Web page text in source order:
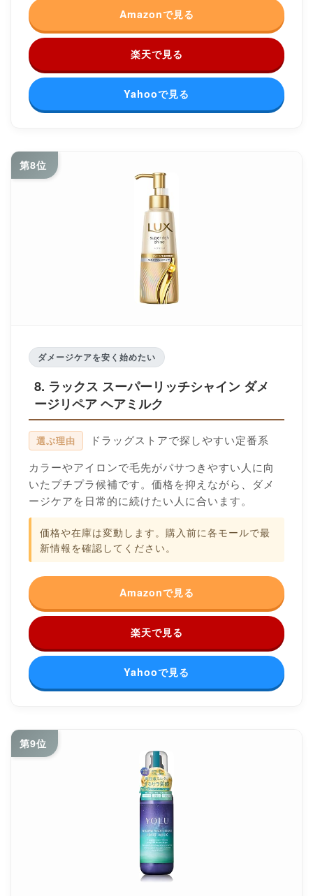
Amazonで見る
楽天で見る
Yahooで見る
第8位
ダメージケアを安く始めたい
8. ラックス スーパーリッチシャイン ダメ
ージリペア ヘアミルク
選ぶ理由
ドラッグストアで探しやすい定番系
カラーやアイロンで毛先がパサつきやすい人に向
いたプチプラ候補です。価格を抑えながら、ダメ
ージケアを日常的に続けたい人に合います。
価格や在庫は変動します。購入前に各モールで最
新情報を確認してください。
Amazonで見る
楽天で見る
Yahooで見る
第9位